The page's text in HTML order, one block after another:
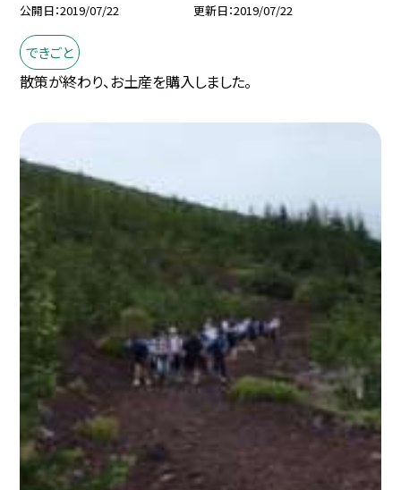
公開日 2019/07/22 更新日 2019/07/22
できごと
散策が終わり、お土産を購入しました。